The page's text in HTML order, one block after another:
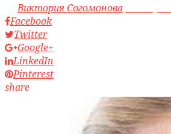
byВиктория Согомонова
Facebook
Twitter
Google+
LinkedIn
Pinterest
share